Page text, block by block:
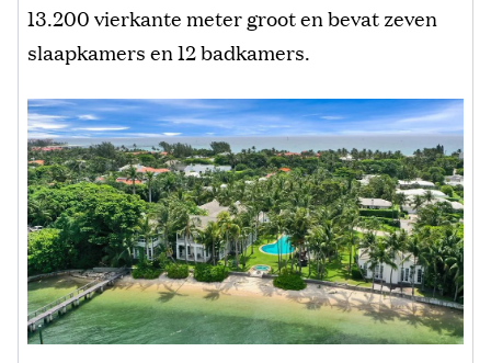
13.200 vierkante meter groot en bevat zeven
slaapkamers en 12 badkamers.